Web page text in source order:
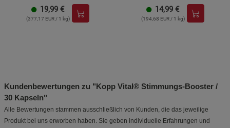
19,99 €
(377,17 EUR / 1 kg)
14,99 €
(194,68 EUR / 1 kg)
Kundenbewertungen zu "Kopp Vital® Stimmungs-Booster /
30 Kapseln"
Alle Bewertungen stammen ausschließlich von Kunden, die das jeweilige
Produkt bei uns erworben haben. Sie geben individuelle Erfahrungen und